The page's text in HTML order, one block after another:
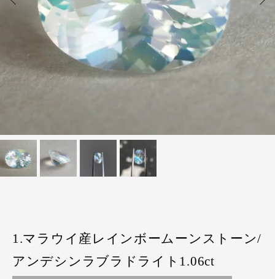
1.マラウイ産レインボームーンストーン/
アンデシンラブラドライト1.06ct